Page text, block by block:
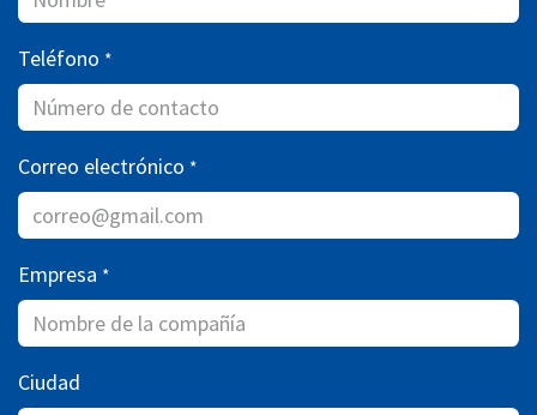
Teléfono *
Correo electrónico *
Empresa *
Ciudad